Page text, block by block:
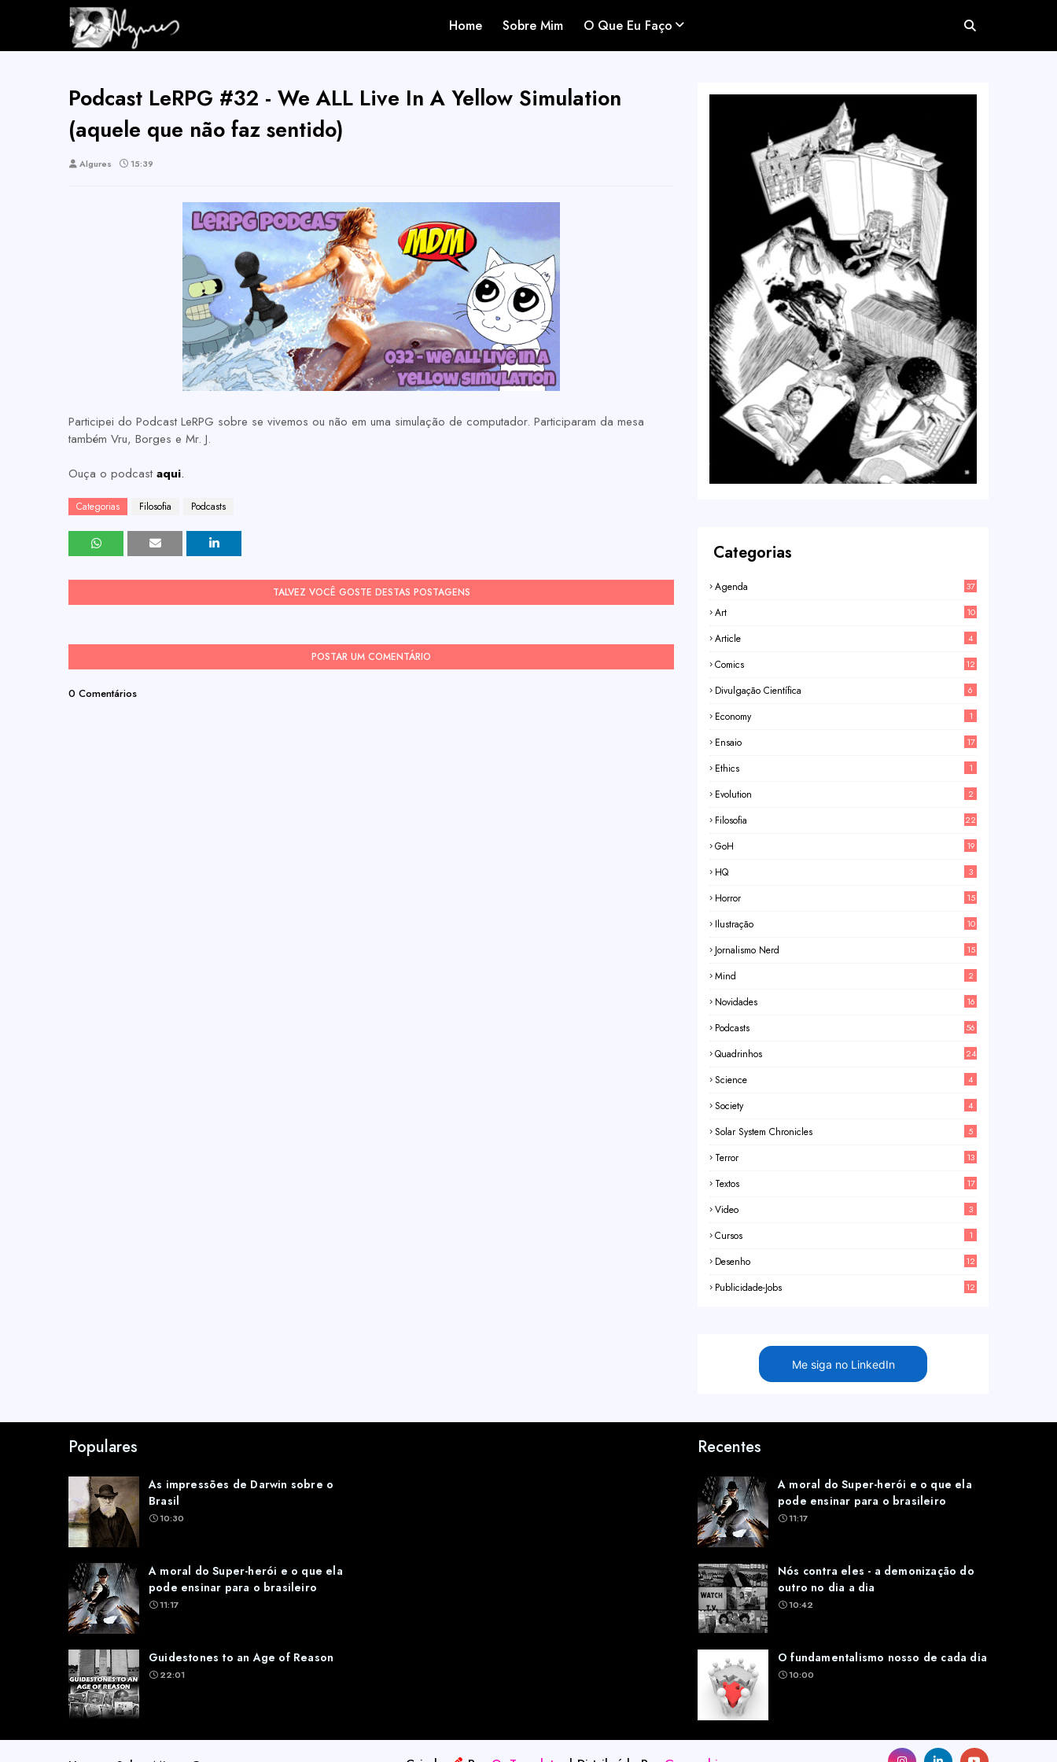
Home Sobre Mim O Que Eu Faço
Podcast LeRPG #32 - We ALL Live In A Yellow Simulation
(aquele que não faz sentido)
Algures 15:39
Participei do Podcast LeRPG sobre se vivemos ou não em uma simulação de computador. Participaram da mesa
também Vru, Borges e Mr. J.
Ouça o podcast aqui.
Categorias Filosofia Podcasts
TALVEZ VOCÊ GOSTE DESTAS POSTAGENS
POSTAR UM COMENTÁRIO
0 Comentários
Categorias
Agenda 37
Art 10
Article 4
Comics 12
Divulgação Científica 6
Economy 1
Ensaio 17
Ethics 1
Evolution 2
Filosofia 22
GoH 19
HQ 3
Horror 15
Ilustração 10
Jornalismo Nerd 15
Mind 2
Novidades 16
Podcasts 56
Quadrinhos 24
Science 4
Society 4
Solar System Chronicles 5
Terror 13
Textos 17
Video 3
Cursos 1
Desenho 12
Publicidade-Jobs 12
Me siga no LinkedIn
Populares
As impressões de Darwin sobre o
Brasil
10:30
A moral do Super-herói e o que ela
pode ensinar para o brasileiro
11:17
Guidestones to an Age of Reason
22:01
Recentes
A moral do Super-herói e o que ela
pode ensinar para o brasileiro
11:17
Nós contra eles - a demonização do
outro no dia a dia
10:42
O fundamentalismo nosso de cada dia
10:00